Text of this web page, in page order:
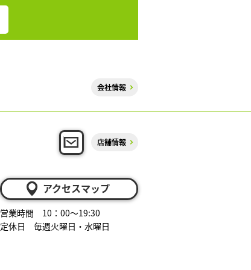
会社情報
店舗情報
アクセスマップ
営業時間 10：00～19:30
定休日 毎週火曜日・水曜日